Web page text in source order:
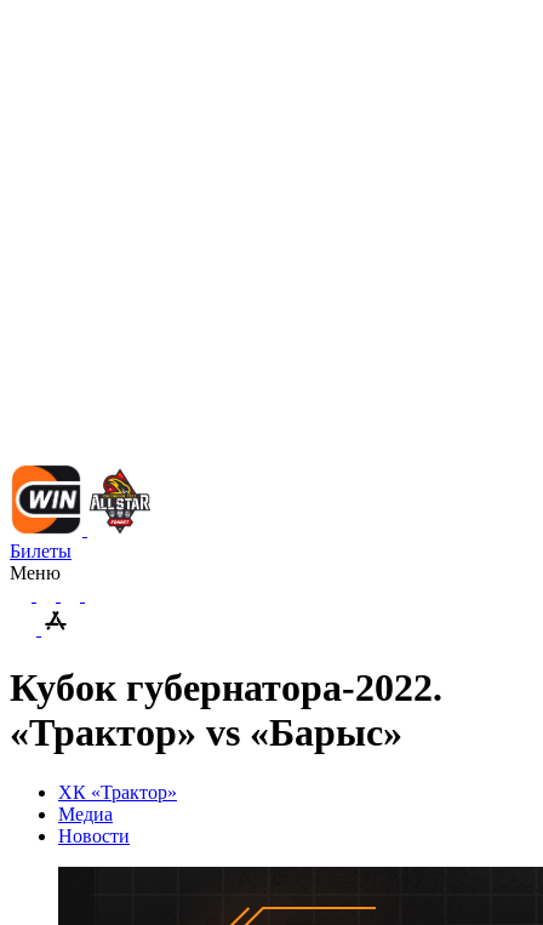
Билеты
Меню
Кубок губернатора-2022.
«Трактор» vs «Барыс»
ХК «Трактор»
Медиа
Новости